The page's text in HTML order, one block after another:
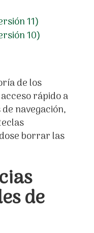
11)
10)
de los
rápido a
navegación,
borrar las
de